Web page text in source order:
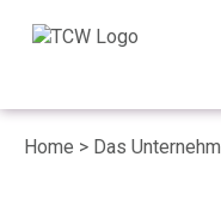
Home > Das